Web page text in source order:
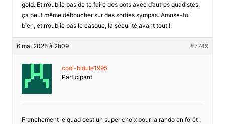
gold. Et n’oublie pas de te faire des pots avec d’autres quadistes,
ça peut même déboucher sur des sorties sympas. Amuse-toi
bien, et n’oublie pas le casque, la sécurité avant tout !
6 mai 2025 à 2h09 #7749
cool-bidule1995
Participant
Franchement le quad cest un super choix pour la rando en forêt .